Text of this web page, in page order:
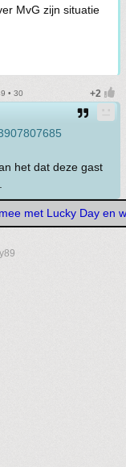
MvG zijn situatie
• 30
het dat deze gast
met Lucky Day en